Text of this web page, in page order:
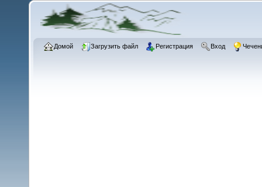
Домой Загрузить файл Регистрация Вход